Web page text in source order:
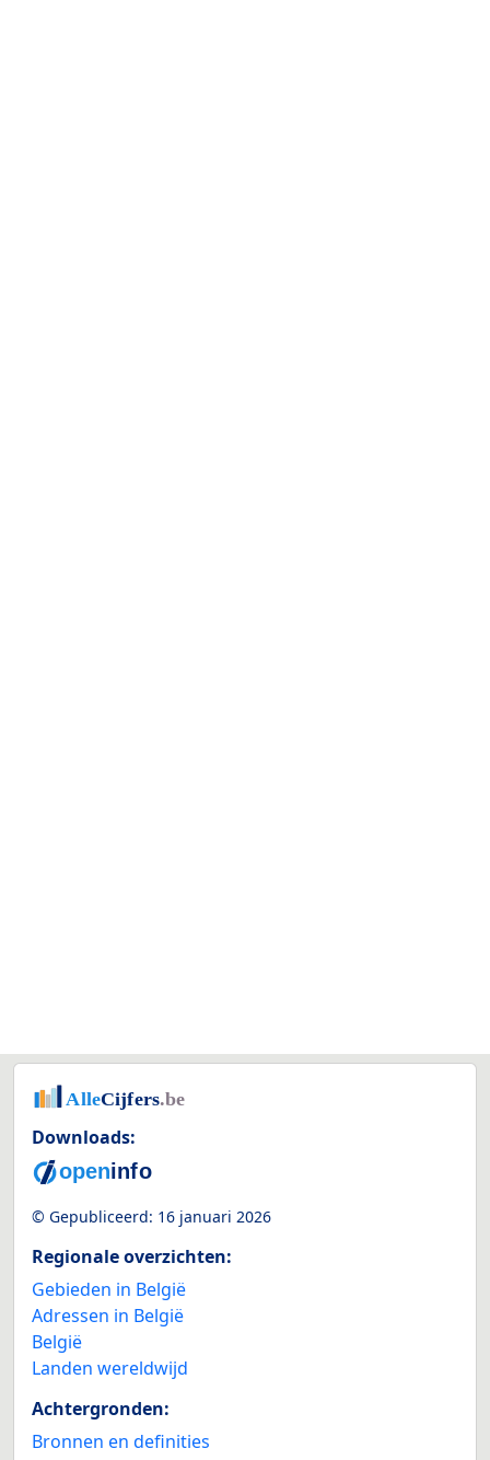
Downloads:
© Gepubliceerd: 16 januari 2026
Regionale overzichten:
Gebieden in België
Adressen in België
België
Landen wereldwijd
Achtergronden:
Bronnen en definities